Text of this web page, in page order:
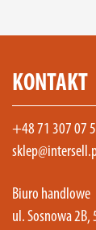
KONTAKT
+48 71 307 07
Biuro handlowe
ul. Sosnowa 2B,